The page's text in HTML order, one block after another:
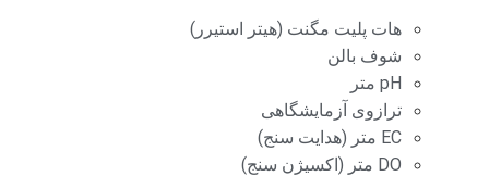
هات پلیت مگنت (هیتر استیرر)
شوف بالن
pH متر
ترازوی آزمایشگاهی
EC متر (هدایت سنج)
DO متر (اکسیژن سنج)